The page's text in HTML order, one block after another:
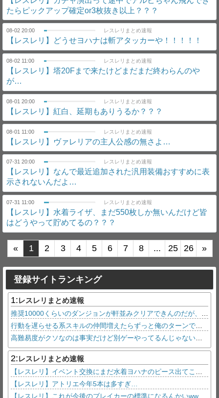
たらピックアップ確定or3枚抜き以上？？？
08-02 20:00 レスレリまとめ速報
【レスレリ】どうせヨハナは斬アタッカーや！！！！！
08-02 11:00 レスレリまとめ速報
【レスレリ】塔20Fまで来たけどまだまだ終わらんのや
が…
08-01 20:00 レスレリまとめ速報
【レスレリ】紅白、延期もありうるか？？？
08-01 11:00 レスレリまとめ速報
【レスレリ】ヴァレリアの主人公感の無さよ…
07-31 20:00 レスレリまとめ速報
【レスレリ】なんで最近追加された汎用装備おすすめに表
示されないんだよ…
07-31 11:00 レスレリまとめ速報
【レスレリ】水着ライザ、まだ550枚しか無いんだけど皆
はどうやって貯めてるの？？？
« 1 2 3 4 5 6 7 8 ... 25 26 »
登録サイトランキング
1:レスレリまとめ速報
行動を遅らせる系スキルの仲間増えたらずっと俺のターンできるんかな？ｗ
高難易度がクソなのは事実だけど別ゲーやってるんじゃないかという人がいてビビる！？
2:レスレリまとめ速報
【レスレリ】アトリエ今年5本は多すぎ…
【レスレリ】これが今後のブレイカーの標準になるんかいwwwww